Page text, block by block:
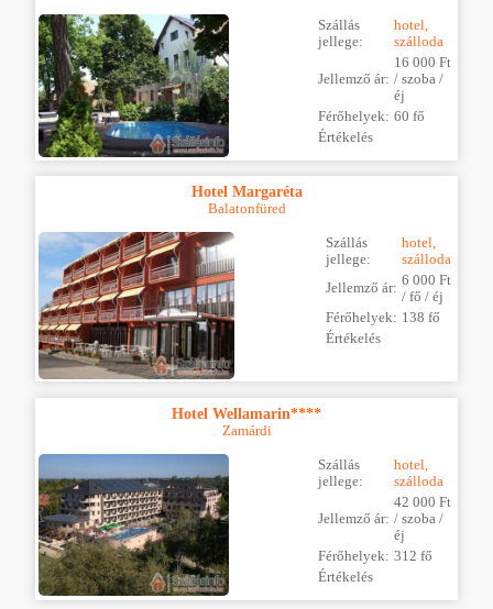
Szállás
jellege:
hotel,
szálloda
Jellemző ár:
16 000 Ft
/ szoba /
éj
Férőhelyek: 60 fő
Értékelés
Hotel Margaréta
Balatonfüred
Szállás
jellege:
hotel,
szálloda
Jellemző ár: 6 000 Ft
/ fő / éj
Férőhelyek: 138 fő
Értékelés
Hotel Wellamarin****
Zamárdi
Szállás
jellege:
hotel,
szálloda
Jellemző ár:
42 000 Ft
/ szoba /
éj
Férőhelyek: 312 fő
Értékelés